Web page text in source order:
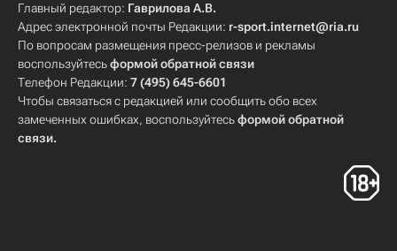
Главный редактор: Гаврилова А.В.
Адрес электронной почты Редакции: r-sport.internet@ria.ru
По вопросам размещения пресс-релизов и рекламы
воспользуйтесьформой обратной связи
Телефон Редакции: 7 (495) 645-6601
Чтобы связаться с редакцией или сообщить обо всех
замеченных ошибках, воспользуйтесьформой обратной
связи.